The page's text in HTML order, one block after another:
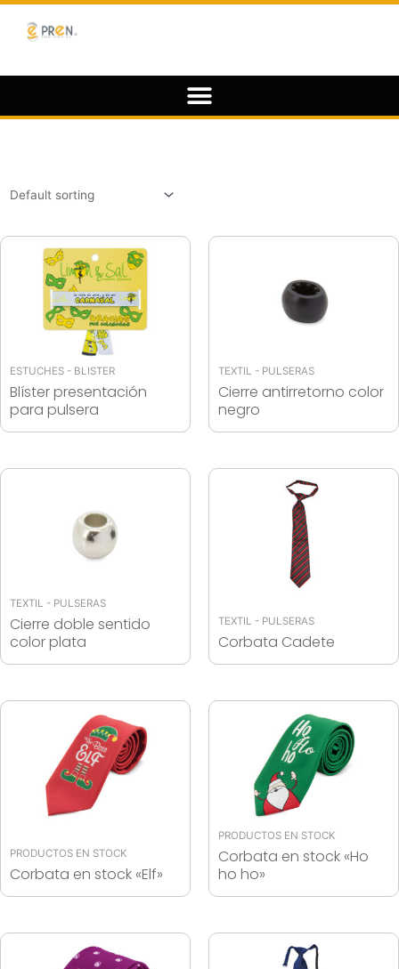
ESTUCHES - BLISTER
Blíster presentación
para pulsera
TEXTIL - PULSERAS
Cierre antirretorno color
negro
TEXTIL - PULSERAS
Cierre doble sentido
color plata
TEXTIL - PULSERAS
Corbata Cadete
PRODUCTOS EN STOCK
Corbata en stock «Elf»
PRODUCTOS EN STOCK
Corbata en stock «Ho
ho ho»